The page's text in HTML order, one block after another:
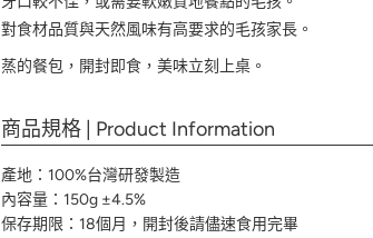
對食材品質與天然風味有高要求的毛孩家長。
蒸的餐包，開封即食，美味立刻上桌。
商品規格 | Product Information
產地：100%台灣研發製造
內容量：150g ±4.5%
保存期限：18個月，開封後請儘速食用完畢